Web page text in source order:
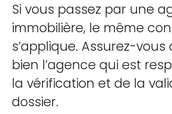
Si vous passez par une
immobilière, le même
s’applique. Assurez-vous
bien l’agence qui est
la vérification et de la
dossier.